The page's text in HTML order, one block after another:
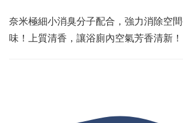
奈米極細小消臭分子配合，強力消除空
味！上質清香，讓浴廁內空氣芳香清新！